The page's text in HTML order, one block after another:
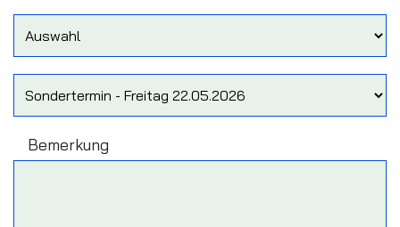
Bemerkung